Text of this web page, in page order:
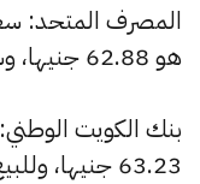
المصرف المتحد:
هو 62.88 جنيها، وسعر البيع هو 63.59 جنيها.
بنك الكويت
63.23 جنيها، وللبيع 63.63 جنيها.